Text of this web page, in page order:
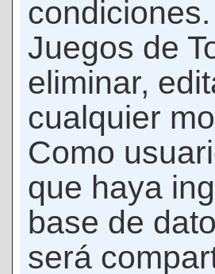
condiciones.
Juegos de
eliminar,
cualquier
Como
que haya
base de
será